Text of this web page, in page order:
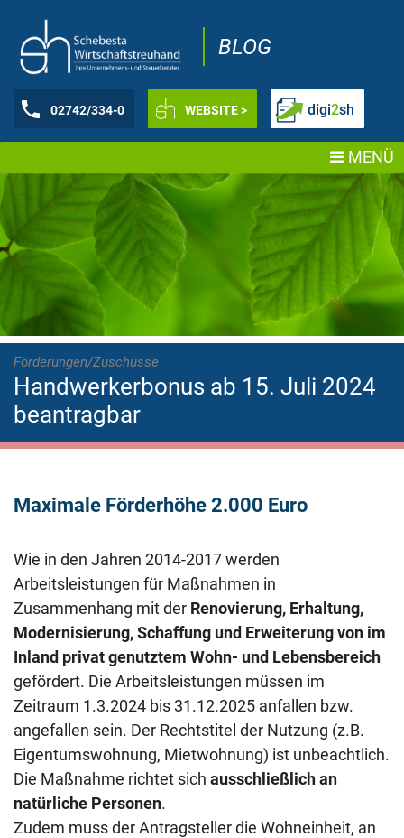
BLOG
02742/334-0 WEBSITE > digi2sh
MENÜ
Förderungen/Zuschüsse
Handwerkerbonus ab 15. Juli 2024
beantragbar
Maximale Förderhöhe 2.000 Euro
Wie in den Jahren 2014-2017 werden
Arbeitsleistungen für Maßnahmen in
Zusammenhang mit der Renovierung, Erhaltung,
Modernisierung, Schaffung und Erweiterung von im
Inland privat genutztem Wohn- und Lebensbereich
gefördert. Die Arbeitsleistungen müssen im
Zeitraum 1.3.2024 bis 31.12.2025 anfallen bzw.
angefallen sein. Der Rechtstitel der Nutzung (z.B.
Eigentumswohnung, Mietwohnung) ist unbeachtlich.
Die Maßnahme richtet sich ausschließlich an
natürliche Personen.
Zudem muss der Antragsteller die Wohneinheit, an